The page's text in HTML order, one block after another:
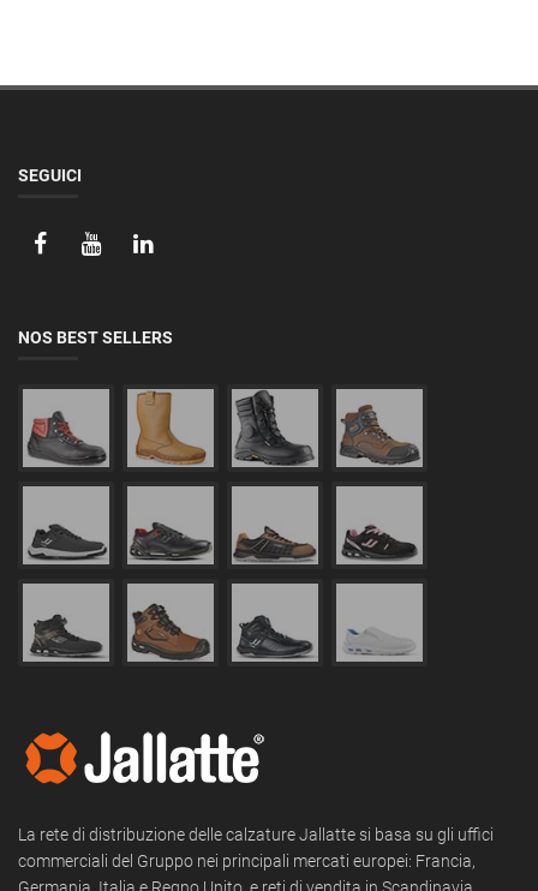
SEGUICI
NOS BEST SELLERS
La rete di distribuzione delle calzature Jallatte si basa su gli uffici
commerciali del Gruppo nei principali mercati europei: Francia,